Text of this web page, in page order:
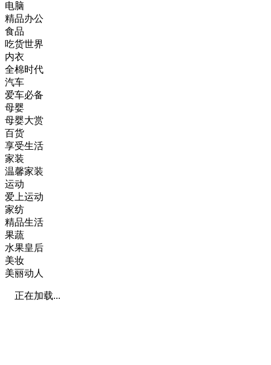
电脑
精品办公
食品
吃货世界
内衣
全棉时代
汽车
爱车必备
母婴
母婴大赏
百货
享受生活
家装
温馨家装
运动
爱上运动
家纺
精品生活
果蔬
水果皇后
美妆
美丽动人
正在加载...